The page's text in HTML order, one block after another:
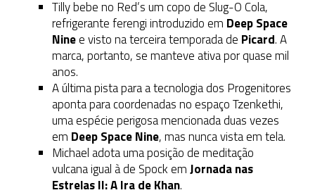
Tilly bebe no Red’s um copo de Slug-O Cola,
refrigerante ferengi introduzido em Deep Space
Ninee visto na terceira temporada de Picard. A
marca, portanto, se manteve ativa por quase mil
anos.
A última pista para a tecnologia dos Progenitores
aponta para coordenadas no espaço Tzenkethi,
uma espécie perigosa mencionada duas vezes
em Deep Space Nine, mas nunca vista em tela.
Michael adota uma posição de meditação
vulcana igual à de Spock emJornada nas
Estrelas II: A Ira de Khan.